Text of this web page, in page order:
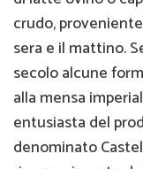
crudo,
sera e il mattino.
secolo alcune
alla mensa
entusiasta del
denominato